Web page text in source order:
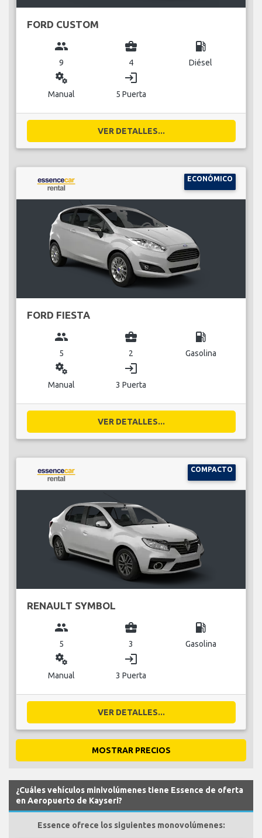
FORD CUSTOM
group
9
business_center
4
local_gas_station
Diésel
miscellaneous_services
Manual
login
5 Puerta
VER DETALLES...
ECONÓMICO
FORD FIESTA
group
5
business_center
2
local_gas_station
Gasolina
miscellaneous_services
Manual
login
3 Puerta
VER DETALLES...
COMPACTO
RENAULT SYMBOL
group
5
business_center
3
local_gas_station
Gasolina
miscellaneous_services
Manual
login
3 Puerta
VER DETALLES...
MOSTRAR PRECIOS
¿Cuáles vehículos minivolúmenes tiene Essence de oferta
en Aeropuerto de Kayseri?
Essence ofrece los siguientes monovolúmenes: